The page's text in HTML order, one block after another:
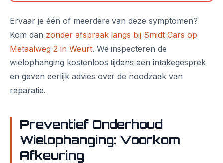
Ervaar je één of meerdere van deze symptomen?
Kom dan zonder afspraak langs bij Smidt Cars op
Metaalweg 2 in Weurt. We inspecteren de
wielophanging kostenloos tijdens een intakegesprek
en geven eerlijk advies over de noodzaak van
reparatie.
Preventief Onderhoud
Wielophanging: Voorkom
Afkeuring